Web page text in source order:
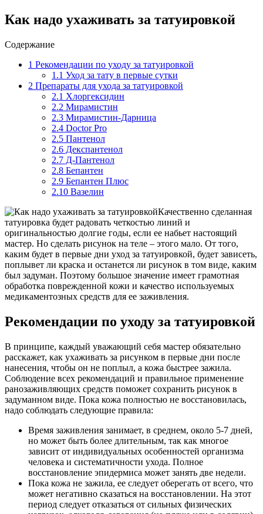
Как надо ухаживать за татуировкой
Содержание
1 Рекомендации по уходу за татуировкой
1.1 Уход за тату в первые сутки
2 Препараты для ухода за татуировкой
2.1 Хлоргексидин
2.2 Мирамистин
2.3 Мирамистин-Дарница
2.4 Doctor Pro
2.5 Пантенол
2.6 Декспантенол
2.7 Д-Пантенол
2.8 Бепантен
2.9 Бепантен Плюс
2.10 Вазелин
Качественно сделанная
татуировка будет радовать четкостью линий и
оригинальностью долгие годы, если ее набьет настоящий
мастер. Но сделать рисунок на теле – этого мало. От того,
каким будет в первые дни уход за татуировкой, будет зависеть,
поплывет ли краска и останется ли рисунок в том виде, каким
был задуман. Поэтому большое значение имеет грамотная
обработка поврежденной кожи и качество используемых
медикаментозных средств для ее заживления.
Рекомендации по уходу за татуировкой
В принципе, каждый уважающий себя мастер обязательно
расскажет, как ухаживать за рисунком в первые дни после
нанесения, чтобы он не поплыл, а кожа быстрее зажила.
Соблюдение всех рекомендаций и правильное применение
ранозаживляющих средств поможет сохранить рисунок в
задуманном виде. Пока кожа полностью не восстановилась,
надо соблюдать следующие правила:
Время заживления занимает, в среднем, около 5-7 дней,
но может быть более длительным, так как многое
зависит от индивидуальных особенностей организма
человека и систематичности ухода. Полное
восстановление эпидермиса может занять две недели.
Пока кожа не зажила, ее следует оберегать от всего, что
может негативно сказаться на восстановлении. На этот
период следует отказаться от сильных физических